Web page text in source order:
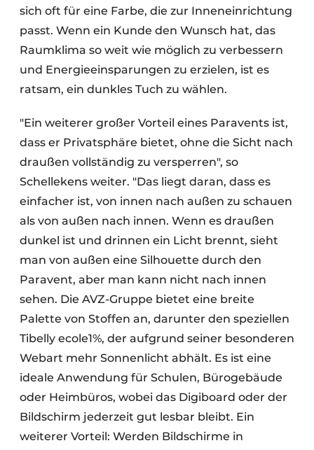
sich oft für eine Farbe, die zur Inneneinrichtung
passt. Wenn ein Kunde den Wunsch hat, das
Raumklima so weit wie möglich zu verbessern
und Energieeinsparungen zu erzielen, ist es
ratsam, ein dunkles Tuch zu wählen.
"Ein weiterer großer Vorteil eines Paravents ist,
dass er Privatsphäre bietet, ohne die Sicht nach
draußen vollständig zu versperren", so
Schellekens weiter. "Das liegt daran, dass es
einfacher ist, von innen nach außen zu schauen
als von außen nach innen. Wenn es draußen
dunkel ist und drinnen ein Licht brennt, sieht
man von außen eine Silhouette durch den
Paravent, aber man kann nicht nach innen
sehen. Die AVZ-Gruppe bietet eine breite
Palette von Stoffen an, darunter den speziellen
Tibelly ecole1%, der aufgrund seiner besonderen
Webart mehr Sonnenlicht abhält. Es ist eine
ideale Anwendung für Schulen, Bürogebäude
oder Heimbüros, wobei das Digiboard oder der
Bildschirm jederzeit gut lesbar bleibt. Ein
weiterer Vorteil: Werden Bildschirme in